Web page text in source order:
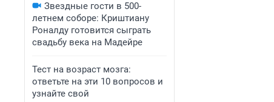
Звездные гости в 500-
летнем соборе: Криштиану
Роналду готовится сыграть
свадьбу века на Мадейре
Тест на возраст мозга:
ответьте на эти 10 вопросов и
узнайте свой